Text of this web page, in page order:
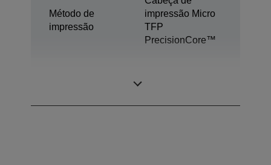
Método de
impressão
impressão Micro
TFP
PrecisionCore™